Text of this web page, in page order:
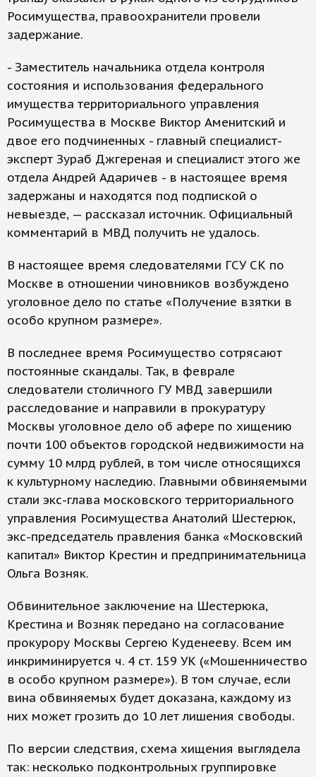
Росимущества, правоохранители провели
задержание.
- Заместитель начальника отдела контроля
состояния и использования федерального
имущества территориального управления
Росимущества в Москве Виктор Аменитский и
двое его подчиненных - главный специалист-
эксперт Зураб Джгереная и специалист этого же
отдела Андрей Адаричев - в настоящее время
задержаны и находятся под подпиской о
невыезде, — рассказал источник. Официальный
комментарий в МВД получить не удалось.
В настоящее время следователями ГСУ СК по
Москве в отношении чиновников возбуждено
уголовное дело по статье «Получение взятки в
особо крупном размере».
В последнее время Росимущество сотрясают
постоянные скандалы. Так, в феврале
следователи столичного ГУ МВД завершили
расследование и направили в прокуратуру
Москвы уголовное дело об афере по хищению
почти 100 объектов городской недвижимости на
сумму 10 млрд рублей, в том числе относящихся
к культурному наследию. Главными обвиняемыми
стали экс-глава московского территориального
управления Росимущества Анатолий Шестерюк,
экс-председатель правления банка «Московский
капитал» Виктор Крестин и предпринимательница
Ольга Возняк.
Обвинительное заключение на Шестерюка,
Крестина и Возняк передано на согласование
прокурору Москвы Сергею Куденееву. Всем им
инкриминируется ч. 4 ст. 159 УК («Мошенничество
в особо крупном размере»). В том случае, если
вина обвиняемых будет доказана, каждому из
них может грозить до 10 лет лишения свободы.
По версии следствия, схема хищения выглядела
так: несколько подконтрольных группировке